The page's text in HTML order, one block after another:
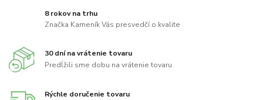
8 rokov na trhu
Značka Kameník Vás presvedčí o kvalite
30 dní na vrátenie tovaru
Predĺžili sme dobu na vrátenie tovaru
Rýchle doručenie tovaru